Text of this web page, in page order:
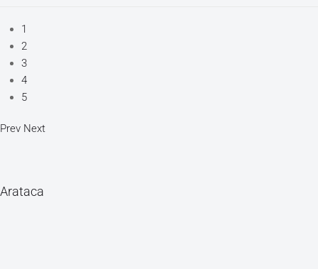
1
2
3
4
5
Prev Next
Arataca